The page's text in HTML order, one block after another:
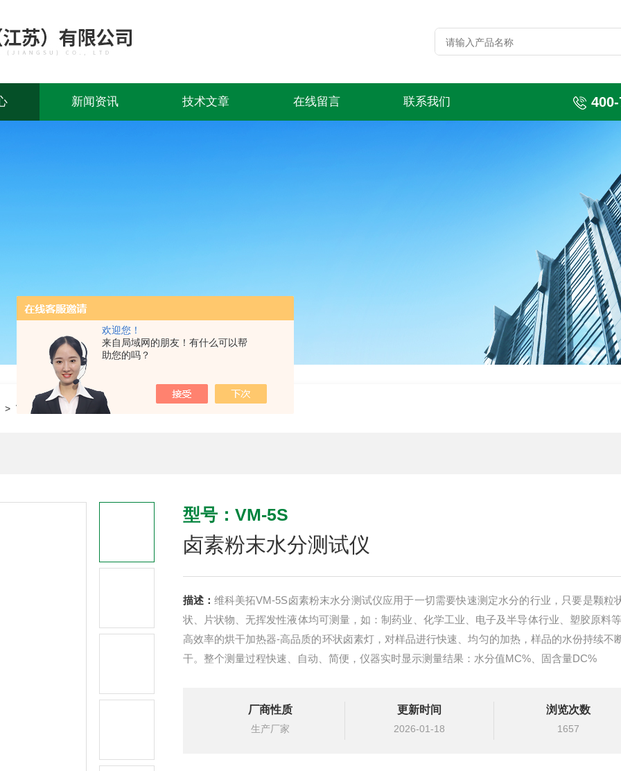
欢迎您！
来自局域网的朋友！有什么可以帮
助您的吗？
新闻资讯 技术文章 在线留言 联系我们
> VM-5S卤素粉末水分测试仪
型号：VM-5S
卤素粉末水分测试仪
描述： 维科美拓VM-5S卤素粉末水分测试仪应用于一切需要快速测定水分的行业，只要是颗粒
状、片状物、无挥发性液体均可测量，如：制药业、化学工业、电子及半导体行业、塑胶原料
高效率的烘干加热器-高品质的环状卤素灯，对样品进行快速、均匀的加热，样品的水份持续不
干。整个测量过程快速、自动、简便，仪器实时显示测量结果：水分值MC%、固含量DC%
厂商性质
生产厂家
更新时间
2026-01-18
浏览次数
1657